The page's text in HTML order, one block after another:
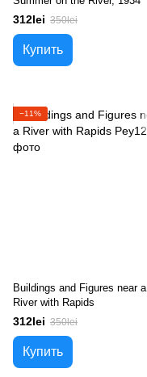
312lei 350lei
Купить
−11%
Buildings and Figures near a
River with Rapids
312lei 350lei
Купить